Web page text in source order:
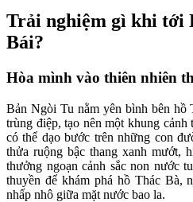
Trải nghiệm gì khi tới
Bái?
Hòa mình vào thiên nhiên
Bản Ngòi Tu nằm yên bình bên hồ
trùng điệp, tạo nên một khung
có thể dạo bước trên những con
thửa ruộng bậc thang xanh mướt,
thưởng ngoạn cảnh sắc non nước
thuyền để khám phá hồ Thác Bà,
nhấp nhô giữa mặt nước bao la.